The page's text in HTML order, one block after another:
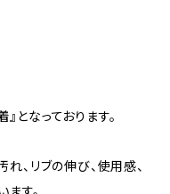
となっております。
、リブの伸び、使用感、
す。